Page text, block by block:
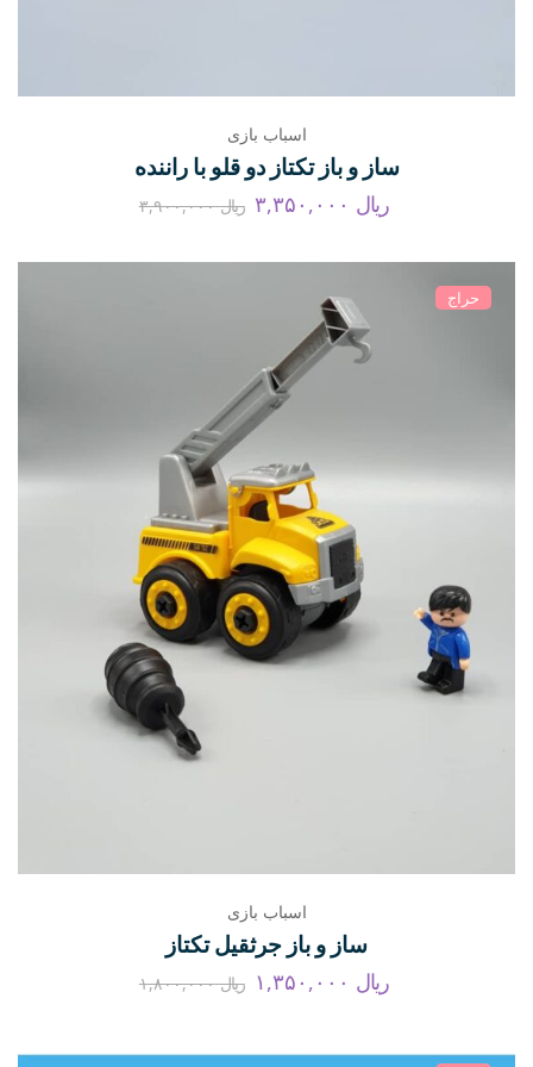
اسباب بازی
ساز و باز تکتاز دو قلو با راننده
ریال ریال۳,۹۰۰,۰۰۰
حراج
اسباب بازی
ساز و باز جرثقیل تکتاز
ریال ریال۱,۸۰۰,۰۰۰